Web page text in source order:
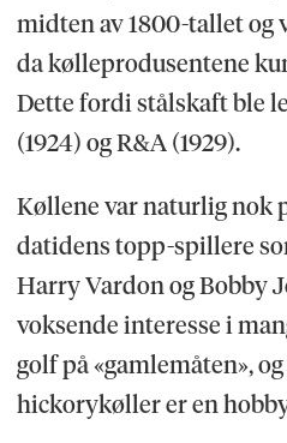
midten av 1800-tallet og
da kølleprodusentene
Dette fordi stålskaft ble
(1924) og R&A (1929).
Køllene var naturlig nok
datidens topp-spillere
Harry Vardon og Bobby
voksende interesse i
golf på «gamlemåten»,
hickorykøller er en